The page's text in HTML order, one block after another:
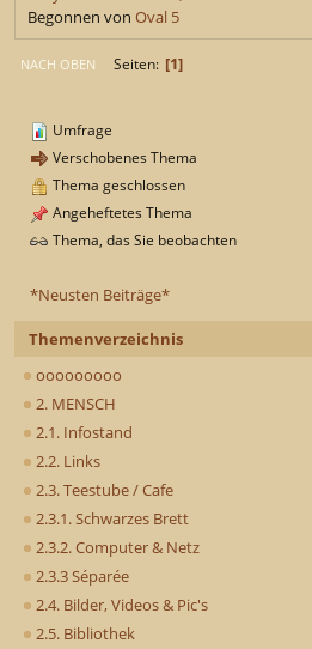
*Neusten Beiträge*
Themenverzeichnis
ooooooooo
2. MENSCH
2.1. Infostand
2.2. Links
2.3. Teestube / Cafe
2.3.1. Schwarzes Brett
2.3.2. Computer & Netz
2.3.3 Séparée
2.4. Bilder, Videos & Pic's
2.5. Bibliothek
Begonnen von Oval 5
NACH OBEN Seiten 1
Umfrage
Verschobenes Thema
Thema geschlossen
Angeheftetes Thema
Thema, das Sie beobachten